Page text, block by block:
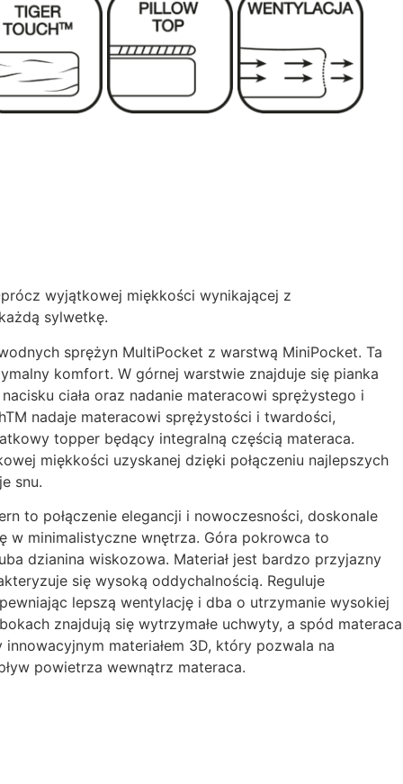
wyjątkowej miękkości wynikającej z
sylwetkę.
sprężyn MultiPocket z warstwą MiniPocket. Ta
komfort. W górnej warstwie znajduje się pianka
ciała oraz nadanie materacowi sprężystego i
nadaje materacowi sprężystości i twardości,
topper będący integralną częścią materaca.
miękkości uzyskanej dzięki połączeniu najlepszych
snu.
to połączenie elegancji i nowoczesności, doskonale
w minimalistyczne wnętrza. Góra pokrowca to
dzianina wiskozowa. Materiał jest bardzo przyjazny
się wysoką oddychalnością. Reguluje
lepszą wentylację i dba o utrzymanie wysokiej
znajdują się wytrzymałe uchwyty, a spód materaca
innowacyjnym materiałem 3D, który pozwala na
powietrza wewnątrz materaca.